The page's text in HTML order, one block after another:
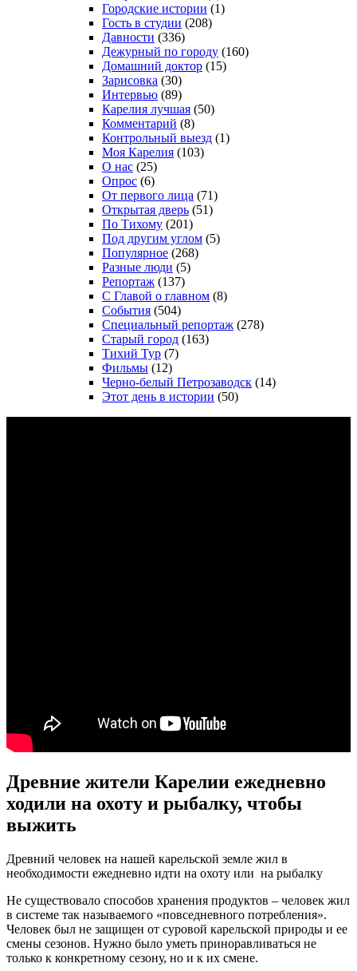
Городские истории (1)
Гость в студии (208)
Давности (336)
Дежурный по городу (160)
Домашний доктор (15)
Зарисовка (30)
Интервью (89)
Карелия лучшая (50)
Комментарий (8)
Контрольный выезд (1)
Моя Карелия (103)
О нас (25)
Опрос (6)
От первого лица (71)
Открытая дверь (51)
По Тихому (201)
Под другим углом (5)
Популярное (268)
Разные люди (5)
Репортаж (137)
С Главой о главном (8)
События (504)
Специальный репортаж (278)
Старый город (163)
Тихий Тур (7)
Фильмы (12)
Черно-белый Петрозаводск (14)
Этот день в истории (50)
Древние жители Карелии ежедневно
ходили на охоту и рыбалку, чтобы
выжить
Древний человек на нашей карельской земле жил в
необходимости ежедневно идти на охоту или на рыбалку
Не существовало способов хранения продуктов – человек жил
в системе так называемого «повседневного потребления».
Человек был не защищен от суровой карельской природы и ее
смены сезонов. Нужно было уметь приноравливаться не
только к конкретному сезону, но и к их смене.